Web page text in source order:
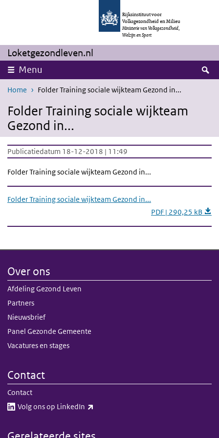
Overslaan en naar de inhoud gaan
Rijksinstituut voor
Volksgezondheid en Milieu
Ministerie van Volksgezondheid,
Welzijn en Sport
Loketgezondleven.nl
Menu
Home Folder Training sociale wijkteam Gezond in...
Folder Training sociale wijkteam
Gezond in...
Publicatiedatum 18-12-2018 | 11:49
Folder Training sociale wijkteam Gezond in...
Folder Training sociale wijkteam Gezond in...
PDF | 290,25 kB
Over ons
Afdeling Gezond Leven
Partners
Nieuwsbrief
Panel Gezonde Gemeente
Vacatures en stages
Contact
Contact
Volg ons op LinkedIn​​